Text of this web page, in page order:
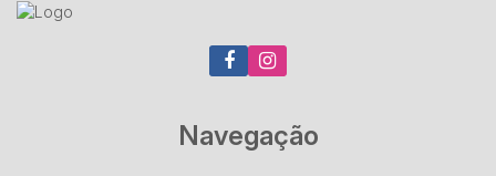
Navegação